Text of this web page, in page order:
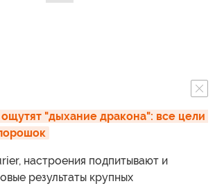
"дыхание дракона": все цели
настроения подпитывают и
результаты крупных